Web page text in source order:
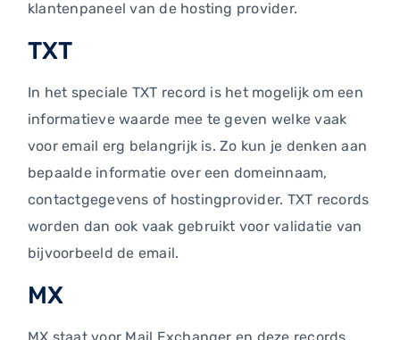
klantenpaneel van de hosting provider.
TXT
In het speciale TXT record is het mogelijk om een
informatieve waarde mee te geven welke vaak
voor email erg belangrijk is. Zo kun je denken aan
bepaalde informatie over een domeinnaam,
contactgegevens of hostingprovider. TXT records
worden dan ook vaak gebruikt voor validatie van
bijvoorbeeld de email.
MX